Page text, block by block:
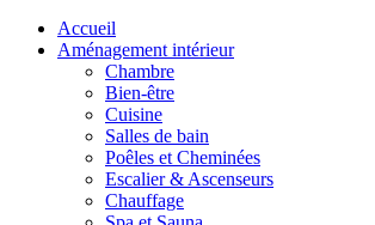
Accueil
Aménagement intérieur
Chambre
Bien-être
Cuisine
Salles de bain
Poêles et Cheminées
Escalier & Ascenseurs
Chauffage